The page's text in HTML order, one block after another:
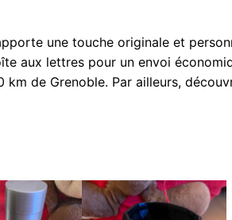
une touche originale et
aux lettres pour un envoi
km de Grenoble. Par ailleurs,